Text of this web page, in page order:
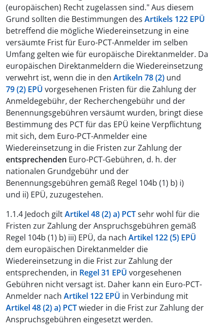
(europäischen) Recht zugelassen sind." Aus diesem
Grund sollten die Bestimmungen des Artikels 122 EPÜ
betreffend die mögliche Wiedereinsetzung in eine
versäumte Frist für Euro-PCT-Anmelder im selben
Umfang gelten wie für europäische Direktanmelder. Da
europäischen Direktanmeldern die Wiedereinsetzung
verwehrt ist, wenn die in den Artikeln 78 (2) und
79 (2) EPÜ vorgesehenen Fristen für die Zahlung der
Anmeldegebühr, der Recherchengebühr und der
Benennungsgebühren versäumt wurden, bringt diese
Bestimmung des PCT für das EPÜ keine Verpflichtung
mit sich, dem Euro-PCT-Anmelder eine
Wiedereinsetzung in die Fristen zur Zahlung der
entsprechenden Euro-PCT-Gebühren, d. h. der
nationalen Grundgebühr und der
Benennungsgebühren gemäß Regel 104b (1) b) i)
und ii) EPÜ, zuzugestehen.
1.1.4 Jedoch giltArtikel 48 (2) a) PCTsehr wohl für die
Fristen zur Zahlung der Anspruchsgebühren gemäß
Regel 104b (1) b) iii) EPÜ, da nach Artikel 122 (5) EPÜ
dem europäischen Direktanmelder die
Wiedereinsetzung in die Frist zur Zahlung der
entsprechenden, in Regel 31 EPÜ vorgesehenen
Gebühren nicht versagt ist. Daher kann ein Euro-PCT-
Anmelder nach Artikel 122 EPÜ in Verbindung mit
Artikel 48 (2) a) PCTwieder in die Frist zur Zahlung der
Anspruchsgebühren eingesetzt werden.